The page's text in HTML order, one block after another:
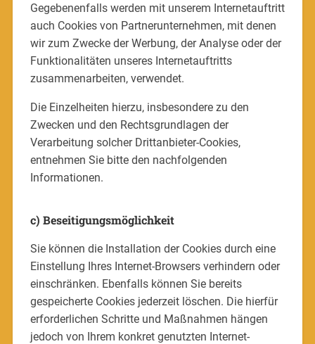
Gegebenenfalls werden mit unserem Internetauftritt
auch Cookies von Partnerunternehmen, mit denen
wir zum Zwecke der Werbung, der Analyse oder der
Funktionalitäten unseres Internetauftritts
zusammenarbeiten, verwendet.
Die Einzelheiten hierzu, insbesondere zu den
Zwecken und den Rechtsgrundlagen der
Verarbeitung solcher Drittanbieter-Cookies,
entnehmen Sie bitte den nachfolgenden
Informationen.
c) Beseitigungsmöglichkeit
Sie können die Installation der Cookies durch eine
Einstellung Ihres Internet-Browsers verhindern oder
einschränken. Ebenfalls können Sie bereits
gespeicherte Cookies jederzeit löschen. Die hierfür
erforderlichen Schritte und Maßnahmen hängen
jedoch von Ihrem konkret genutzten Internet-